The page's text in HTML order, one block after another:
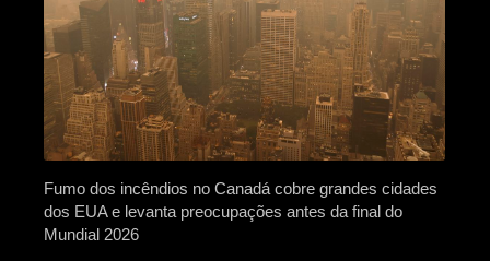
Fumo dos incêndios no Canadá cobre grandes cidades
dos EUA e levanta preocupações antes da final do
Mundial 2026